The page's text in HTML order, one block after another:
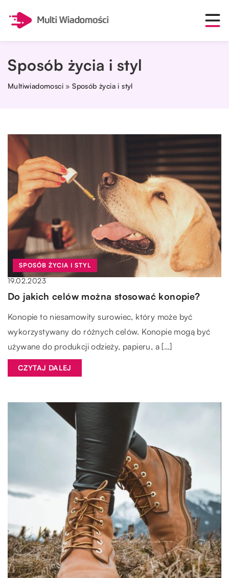
Sposób życia i styl
Multiwiadomosci »Sposób życia i styl
SPOSÓB ŻYCIA I STYL
19.02.2023
Do jakich celów można stosować konopie?
Konopie to niesamowity surowiec, który może być
wykorzystywany do różnych celów. Konopie mogą być
używane do produkcji odzieży, papieru, a […]
CZYTAJ DALEJ